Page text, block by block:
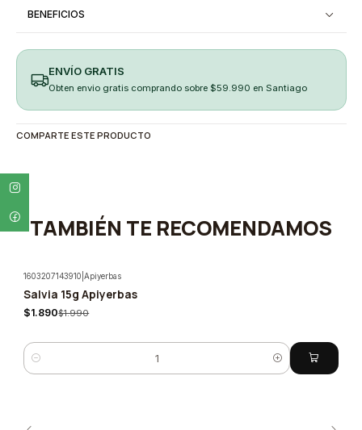
BENEFICIOS
ENVÍO GRATIS
Obten envio gratis comprando sobre $59.990 en Santiago
COMPARTE ESTE PRODUCTO
TAMBIÉN TE RECOMENDAMOS
-5%
1603207143910 |Apiyerbas
Salvia 15g Apiyerbas
$1.890$1.990
Cantidad